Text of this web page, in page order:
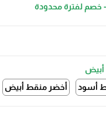
خصم لفترة محدودة
أبيض
أسود أخضر منقط أبيض